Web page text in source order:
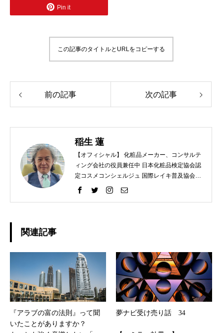
Pin it
この記事のタイトルとURLをコピーする
前の記事 次の記事
稲生 蓮
【オフィシャル】 化粧品メーカー、コンサルテ
ィング会社の役員兼任中 日本化粧品検定協会認
定コスメコンシェルジュ 国際レイキ普及協会認
定ティーチャー 【プライベート】 趣味 ラン
関連記事
『アラブの富の法則』って聞
いたことがありますか？
夢ナビ受け売り話 34